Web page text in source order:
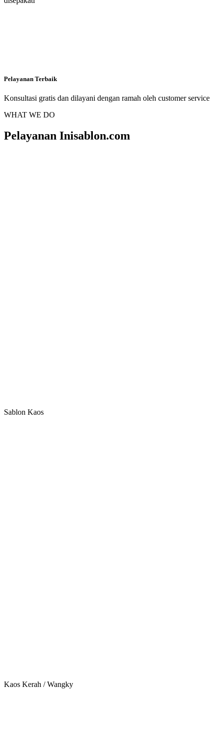
Pelayanan Terbaik
Konsultasi gratis dan dilayani dengan ramah oleh customer service
WHAT WE DO
Pelayanan Inisablon.com
Sablon Kaos
Kaos Kerah / Wangky